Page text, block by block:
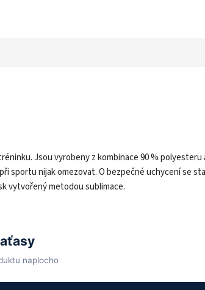
Jsou vyrobeny z kombinace 90 % polyesteru
sportu nijak omezovat. O bezpečné uchycení se
vytvořený metodou sublimace.
naplocho